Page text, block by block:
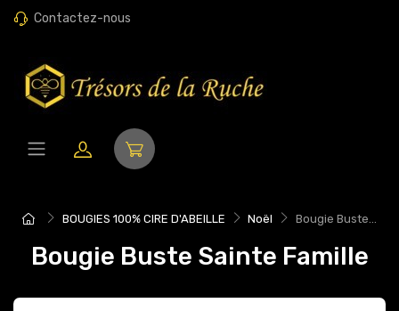
Contactez-nous
BOUGIES 100% CIRE D'ABEILLE Noël Bougie Buste...
Bougie Buste Sainte Famille